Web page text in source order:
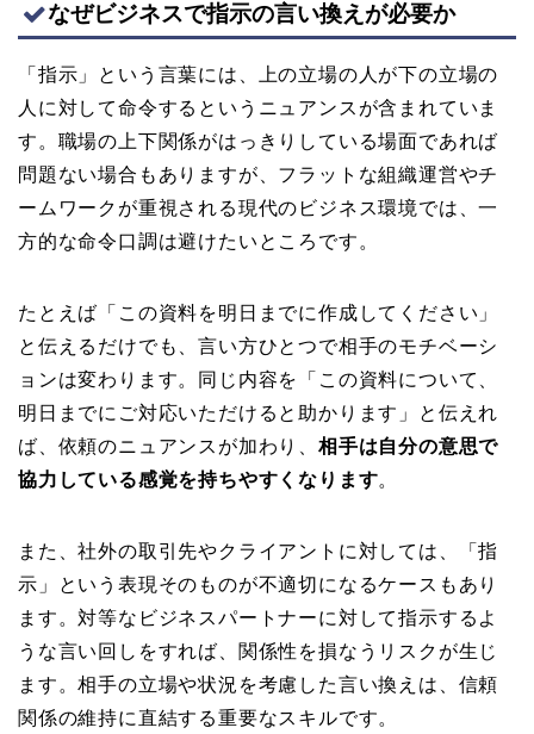
なぜビジネスで指示の言い換えが必要か
「指示」という言葉には、上の立場の人が下の立場の
人に対して命令するというニュアンスが含まれていま
す。職場の上下関係がはっきりしている場面であれば
問題ない場合もありますが、フラットな組織運営やチ
ームワークが重視される現代のビジネス環境では、一
方的な命令口調は避けたいところです。
たとえば「この資料を明日までに作成してください」
と伝えるだけでも、言い方ひとつで相手のモチベーシ
ョンは変わります。同じ内容を「この資料について、
明日までにご対応いただけると助かります」と伝えれ
ば、依頼のニュアンスが加わり、 相手は自分の意思で
協力している感覚を持ちやすくなります。
また、社外の取引先やクライアントに対しては、「指
示」という表現そのものが不適切になるケースもあり
ます。対等なビジネスパートナーに対して指示するよ
うな言い回しをすれば、関係性を損なうリスクが生じ
ます。相手の立場や状況を考慮した言い換えは、信頼
関係の維持に直結する重要なスキルです。